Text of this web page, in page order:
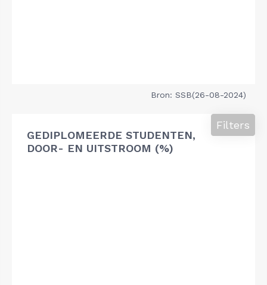
Bron: SSB(26-08-2024)
GEDIPLOMEERDE STUDENTEN,
DOOR- EN UITSTROOM (%)
Filters